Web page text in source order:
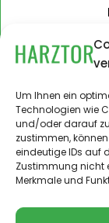
Um Ihnen ein
Technologien wie
und/oder darauf
zustimmen,
eindeutige IDs auf
Zustimmung nicht
Merkmale und